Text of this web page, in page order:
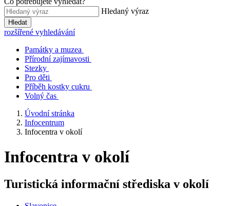
Hledaný výraz
Hledat
rozšířené vyhledávání
Památky a muzea
Přírodní zajímavosti
Stezky
Pro děti
Příběh kostky cukru
Volný čas
Úvodní stránka
Infocentrum
Infocentra v okolí
Infocentra v okolí
Turistická informační střediska v okolí